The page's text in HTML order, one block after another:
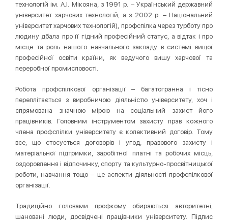
технологій ім. А.І. Мікояна, з 1991 р. – Український державний
університет харчових технологій, а з 2002 р. – Національний
університет харчових технологій), профспілка через турботу про
людину дбала про її гідний професійний статус, а відтак і про
місце та роль нашого навчального закладу в системі вищої
професійної освіти країни, як ведучого вишу харчової та
переробної промисловості.
Робота профспілкової організації – багатогранна і тісно
переплітається з виробничою діяльністю університету, хоч і
спрямована значною мірою на соціальний захист його
працівників. Головним інструментом захисту прав кожного
члена профспілки університету є колективний договір. Тому
все, що стосується договорів і угод, правового захисту і
матеріальної підтримки, заробітної платні та робочих місць,
оздоровлення і відпочинку, спорту та культурно-просвітницької
роботи, навчання тощо – це аспекти діяльності профспілкової
організації.
Традиційно головами профкому обираються авторитетні,
шановані люди, досвідчені працівники університету. Підпис